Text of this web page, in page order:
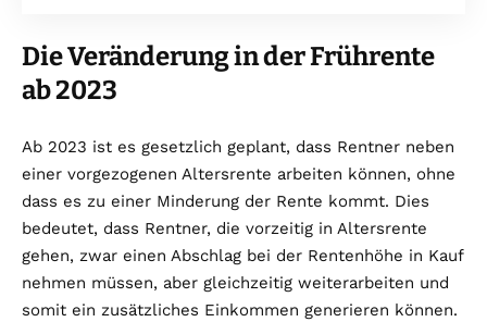
Die Veränderung in der Frührente
ab 2023
Ab 2023 ist es gesetzlich geplant, dass Rentner neben
einer vorgezogenen Altersrente arbeiten können, ohne
dass es zu einer Minderung der Rente kommt. Dies
bedeutet, dass Rentner, die vorzeitig in Altersrente
gehen, zwar einen Abschlag bei der Rentenhöhe in Kauf
nehmen müssen, aber gleichzeitig weiterarbeiten und
somit ein zusätzliches Einkommen generieren können.